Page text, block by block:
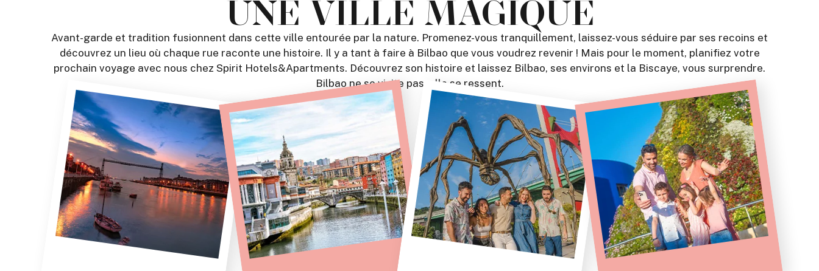
UNE VILLE MAGIQUE
Avant-garde et tradition fusionnent dans cette ville entourée par la nature. Promenez-vous tranquillement, laissez-vous séduire par ses recoins et
découvrez un lieu où chaque rue raconte une histoire. Il y a tant à faire à Bilbao que vous voudrez revenir ! Mais pour le moment, planifiez votre
prochain voyage avec nous chez Spirit Hotels&Apartments. Découvrez son histoire et laissez Bilbao, ses environs et la Biscaye, vous surprendre.
Bilbao ne se visite pas, elle se ressent.